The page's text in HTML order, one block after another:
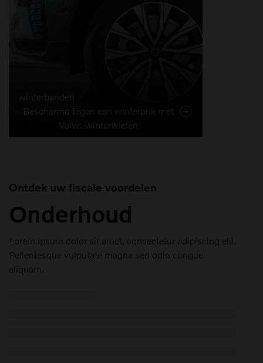
winterbanden
Beschermd tegen een winterprik met
Volvo-winterwielen
Ontdek uw fiscale voordelen
Onderhoud
Lorem ipsum dolor sit amet, consectetur adipiscing elit.
Pellentesque vulputate magna sed odio congue
aliquam.